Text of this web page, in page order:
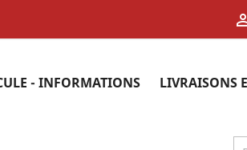
- INFORMATIONS
LIVRAISONS